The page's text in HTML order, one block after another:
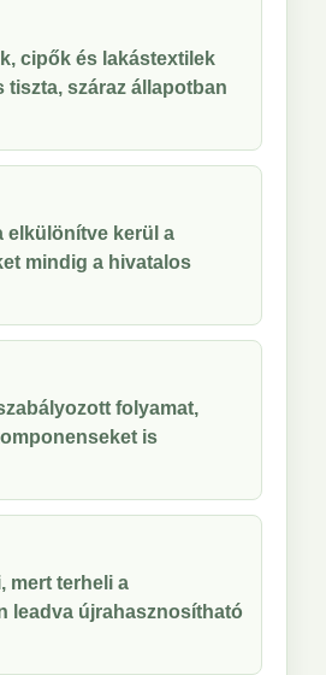
cipők és lakástextilek
száraz állapotban
elkülönítve kerül a
mindig a hivatalos
folyamat,
is
mert terheli a
leadva újrahasznosítható